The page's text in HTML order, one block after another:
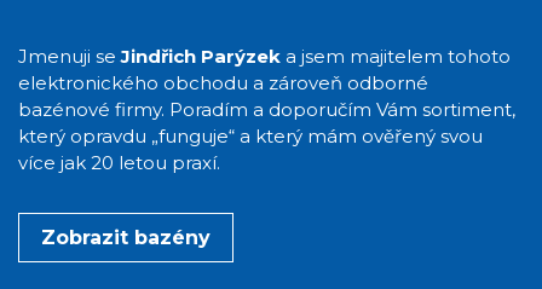
Jmenuji seJindřich Parýzek a jsem majitelem tohoto
elektronického obchodu a zároveň odborné
bazénové firmy. Poradím a doporučím Vám sortiment,
který opravdu „funguje“ a který mám ověřený svou
více jak 20 letou praxí.
Zobrazit bazény